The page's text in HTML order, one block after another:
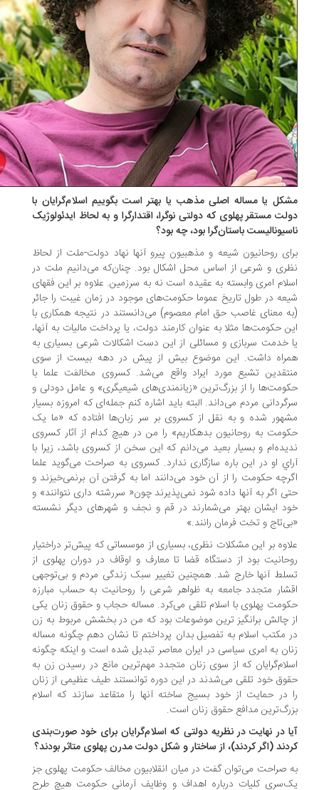
یا مساله اصلی مذهب یا بهتر است بگوییم اسلام‌گرایان با
مستقر پهلوی که دولتی نوگرا، اقتدارگرا و به لحاظ ایدئولوژیک
باستان‌گرا بود، چه بود؟
روحانیون شیعه و مذهبیون پیرو آنها نهاد دولت-ملت از لحاظ
و شرعی از اساس محل اشکال بود. چنان‌که می‌دانیم ملت در
امری وابسته به عقیده است نه به سرزمین. علاوه بر این فقهای
در طول تاریخ عموما حکومت‌های موجود در زمان غیبت را جائر
معنای غاصب حق امام معصوم) می‌دانستند در نتیجه همکاری با
حکومت‌ها مثلا به عنوان کارمند دولت، یا پرداخت مالیات به آنها،
خدمت سربازی و مسائلی از این دست اشکالات شرعی بسیاری به
داشت. این موضوع بیش از پیش در دهه بیست از سوی
تشیع مورد ایراد واقع می‌شد. کسروی مخالفت علما با
را از بزرگ‌ترین «زیانمندی‌های شیعیگری» و عامل دودلی و
مردم می‌داند. البته باید اشاره کنم جمله‌ای که امروزه بسیار
شده و به نقل از کسروی بر سر زبان‌ها افتاده که «‌ما یک
به روحانیون بدهکاریم» را من در هیچ کدام از آثار کسروی
و بسیار بعید می‌دانم که این سخن از کسروی باشد، زیرا با
او در این باره سازگاری ندارد. کسروی به صراحت می‌گوید علما
حکومت را از آن خود می‌دانند اما به گرفتن آن برنمی‌‌خیزند و
اگر به آنها داده شود نمی‌پذیرند چون« سررشته داری نتوانند» و
ایشان بهتر می‌شمارند در قم و نجف و شهرهای دیگر نشسته
و تخت فرمان رانند.»
بر این مشکلات نظری، بسیاری از موسساتی که پیش‌تر دراختیار
بود از دستگاه قضا تا معارف و اوقاف در دوران پهلوی از
آنها خارج شد. همچنین تغییر سبک زندگی مردم و بی‌توجهی
متجدد جامعه به ظواهر شرعی را روحانیت به حساب مبارزه
پهلوی با اسلام تلقی می‌کرد. مساله حجاب و حقوق زنان یکی
چالش برانگیز ترین موضوعات بود که من در بخشش مربوط به زن
مکتب اسلام به تفصیل بدان پرداختم تا نشان دهم چگونه مساله
به امری سیاسی در ایران معاصر تبدیل شده است و اینکه چگونه
که از سوی زنان متجدد مهم‌ترین مانع در رسیدن زن به
خود تلقی می‌شدند در این دوره توانستند طیف عظیمی از زنان
در حمایت از خود بسیج ساخته آنها را متقاعد سازند که اسلام
مدافع حقوق زنان است.
در نهایت در نظریه دولتی که اسلام‌گرایان برای خود صورت‌بندی
(اگر کردند)‌، از ساختار و شکل دولت مدرن پهلوی متاثر بودند؟
صراحت می‌توان گفت در میان انقلابیون مخالف حکومت پهلوی جز
کلیات درباره اهداف و وظایف آرمانی حکومت هیچ طرح